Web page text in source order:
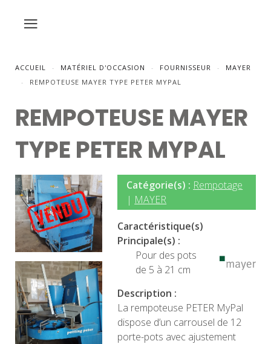
ACCUEIL MATÉRIEL D'OCCASION FOURNISSEUR
MAYER
REMPOTEUSE MAYER TYPE PETER MYPAL
REMPOTEUSE MAYER
TYPE PETER MYPAL
Catégorie(s) : Rempotage
| MAYER
Caractéristique(s)
Principale(s) :
Pour des pots
de 5 à 21 cm
Description :
La rempoteuse PETER MyPal
dispose d’un carrousel de 12
porte-pots avec ajustement